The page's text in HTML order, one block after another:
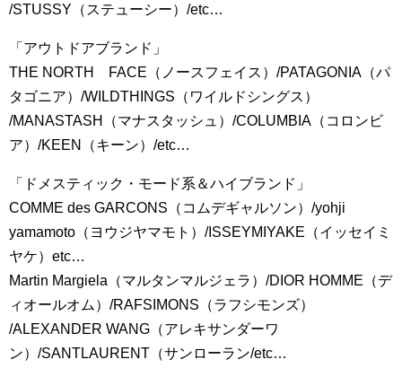
/STUSSY（ステューシー）/etc…
「アウトドアブランド」
THE NORTH FACE（ノースフェイス）/PATAGONIA（パ
タゴニア）/WILDTHINGS（ワイルドシングス）
/MANASTASH（マナスタッシュ）/COLUMBIA（コロンビ
ア）/KEEN（キーン）/etc…
「ドメスティック・モード系＆ハイブランド」
COMME des GARCONS（コムデギャルソン）/yohji
yamamoto（ヨウジヤマモト）/ISSEYMIYAKE（イッセイミ
ヤケ）etc…
Martin Margiela（マルタンマルジェラ）/DIOR HOMME（デ
ィオールオム）/RAFSIMONS（ラフシモンズ）
/ALEXANDER WANG（アレキサンダーワ
ン）/SANTLAURENT（サンローラン/etc…